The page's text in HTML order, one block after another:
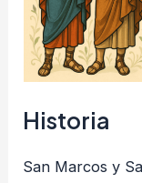
Historia
San Marcos y